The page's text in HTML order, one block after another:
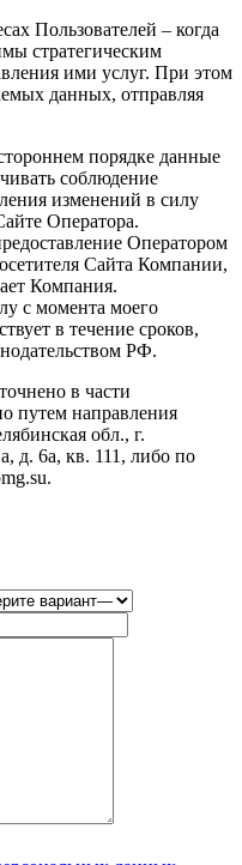
Пользователей – когда
стратегическим
ими услуг. При этом
данных, отправляя
порядке данные
соблюдение
изменений в силу
Оператора.
Оператором
Сайта Компании,
Компания.
с момента моего
в течение сроков,
РФ.
в части
путем направления
обл., г.
д. 6а, кв. 111, либо по